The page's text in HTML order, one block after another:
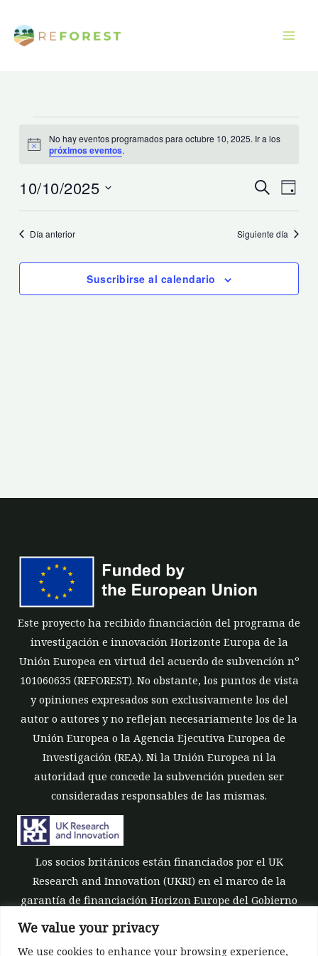
We value your privacy
We use cookies to enhance your browsing experience,
contenido
para
10,
Aviso
No hay eventos programados para octubre 10, 2025. Ir a los
próximos eventos.
Navegación
vistas
Buscar
Día
10/10/2025
Seleccionar
fecha.Día anterior Siguiente día
Suscribirse al calendario
Este proyecto ha recibido financiación del programa de
investigación e innovación Horizonte Europa de la
Unión Europea en virtud del acuerdo de subvención nº
101060635 (REFOREST). No obstante, los puntos de vista
y opiniones expresados son exclusivamente los del
autor o autores y no reflejan necesariamente los de la
Unión Europea o la Agencia Ejecutiva Europea de
Investigación (REA). Ni la Unión Europea ni la
autoridad que concede la subvención pueden ser
consideradas responsables de las mismas.
Los socios británicos están financiados por el UK
Research and Innovation (UKRI) en el marco de la
garantía de financiación Horizon Europe del Gobierno
del Reino Unido [número de subvención 10039700].